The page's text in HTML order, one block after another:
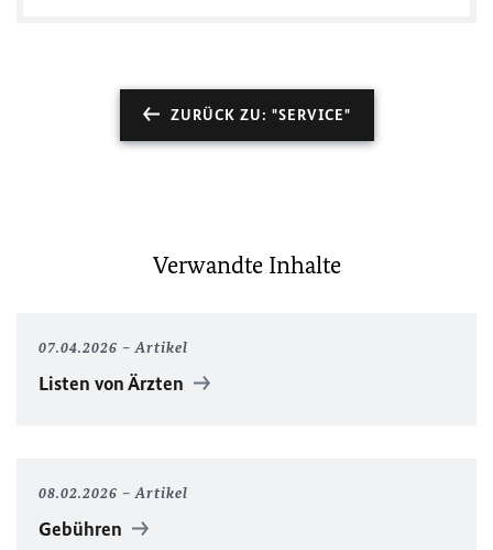
ZURÜCK ZU: "SERVICE"
Verwandte Inhalte
07.04.2026 Artikel
Listen von Ärzten
08.02.2026 Artikel
Gebühren